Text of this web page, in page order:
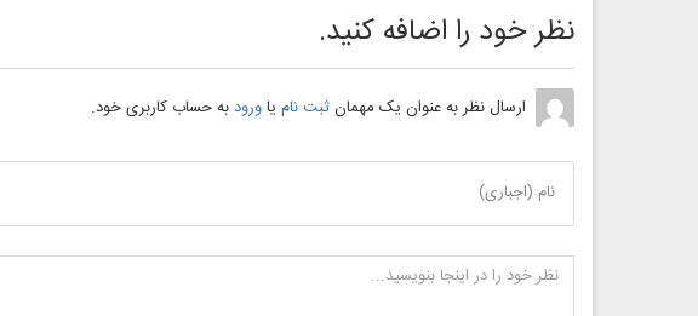
نظر خود را اضافه کنید.
ارسال نظر به عنوان یک مهمانثبت نام یاورودبه حساب کاربری خود.
نام (اجباری)